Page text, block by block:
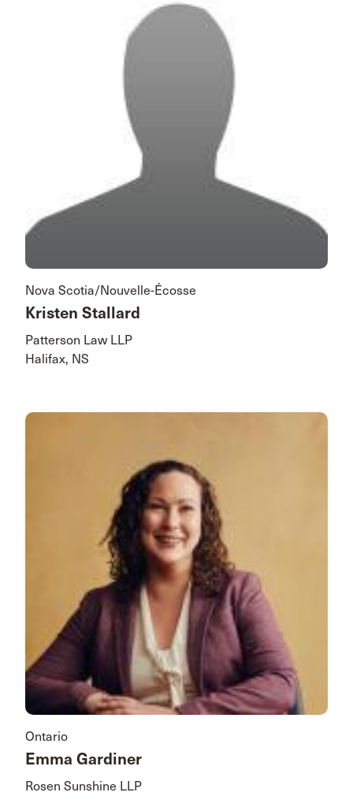
Nova Scotia/Nouvelle-Écosse
Kristen Stallard
Patterson Law LLP
Halifax, NS
Ontario
Emma Gardiner
Rosen Sunshine LLP